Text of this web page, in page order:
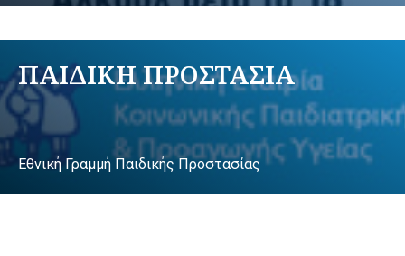
ΠΑΙΔΙΚΗ ΠΡΟΣΤΑΣΙΑ
Εθνική Γραμμή Παιδικής Προστασίας